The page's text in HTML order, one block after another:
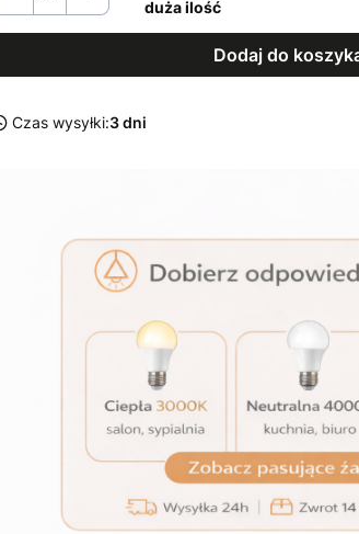
duża ilość
Dodaj do
Czas wysyłki:3 dni